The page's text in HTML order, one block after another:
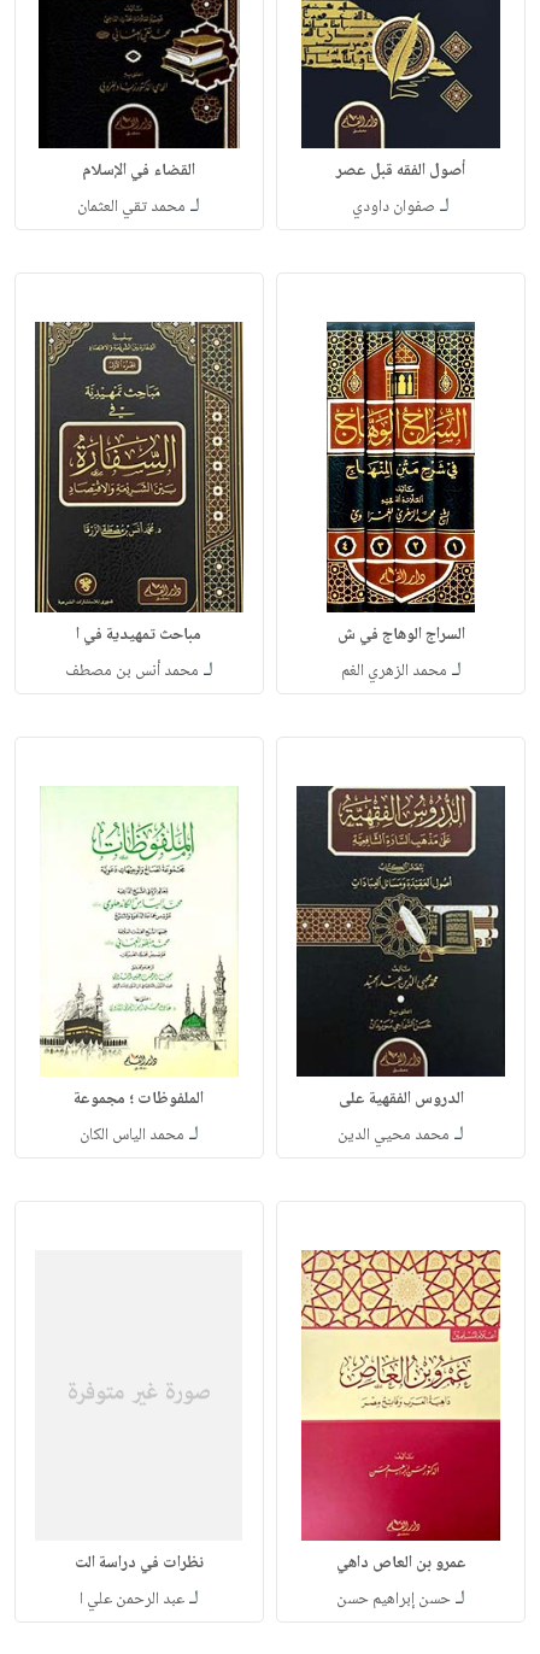
أصول الفقه قبل عصر
لـ صفوان داودي
القضاء في الإسلام
لـ محمد تقي العثمان
السراج الوهاج في ش
لـ محمد الزهري الغم
مباحث تمهيدية في ا
لـ محمد أنس بن مصطف
الدروس الفقهية على
لـ محمد محيي الدين
الملفوظات ؛ مجموعة
لـ محمد الياس الكان
عمرو بن العاص داهي
لـحسن إبراهيم حسن
نظرات في دراسة الت
لـعبد الرحمن علي ا